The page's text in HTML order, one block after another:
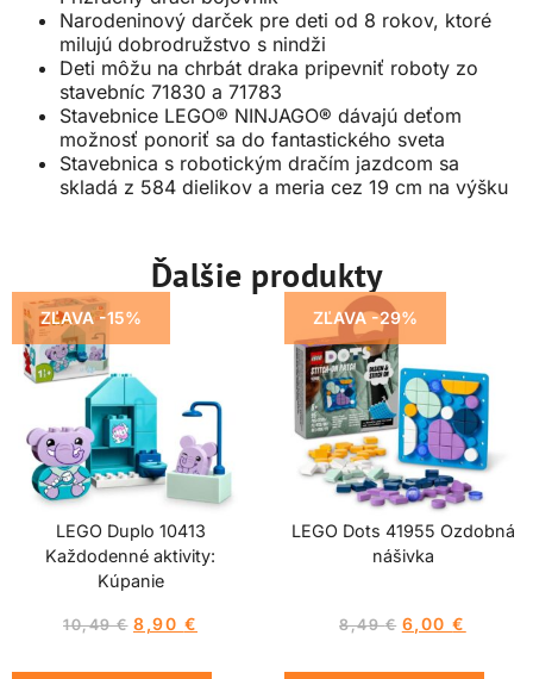
Narodeninový darček pre deti od 8 rokov, ktoré
milujú dobrodružstvo s nindži
Deti môžu na chrbát draka pripevniť roboty zo
stavebníc 71830 a 71783
Stavebnice LEGO® NINJAGO® dávajú deťom
možnosť ponoriť sa do fantastického sveta
Stavebnica s robotickým dračím jazdcom sa
skladá z 584 dielikov a meria cez 19 cm na výšku
Ďalšie produkty
ZĽAVA -15%
LEGO Duplo 10413
Každodenné aktivity:
Kúpanie
10,49€ 8,90 €
ZĽAVA -29%
LEGO Dots 41955 Ozdobná
nášivka
8,49€ 6,00€